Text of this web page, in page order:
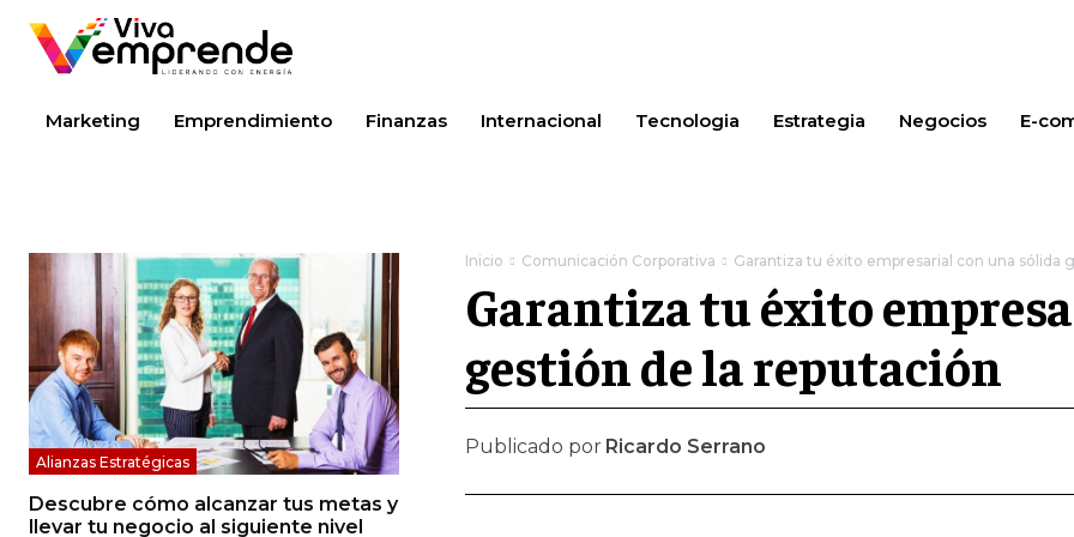
Marketing Emprendimiento Finanzas Internacional Tecnologia Estrategia Negocios E-
Alianzas Estratégicas
Descubre cómo alcanzar tus metas y
llevar tu negocio al siguiente nivel
Inicio Comunicación Corporativa Garantiza tu éxito empresarial con una sólida
Garantiza tu éxito
gestión de la reputación
Publicado por Ricardo Serrano